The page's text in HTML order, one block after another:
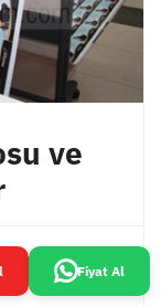
ve
Fiyat Al